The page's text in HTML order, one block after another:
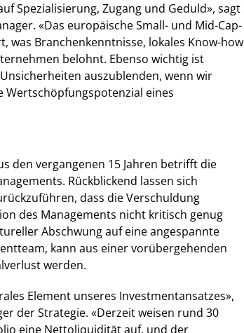
Spezialisierung, Zugang und Geduld», sagt
«Das europäische Small- und Mid-Cap-
Branchenkenntnisse, lokales Know-how
belohnt. Ebenso wichtig ist
auszublenden, wenn wir
Wertschöpfungspotenzial eines
den vergangenen 15 Jahren betrifft die
Rückblickend lassen sich
dass die Verschuldung
des Managements nicht kritisch genug
Abschwung auf eine angespannte
kann aus einer vorübergehenden
werden.
Element unseres Investmentansatzes»,
der Strategie. «Derzeit weisen rund 30
eine Nettoliquidität auf, und der